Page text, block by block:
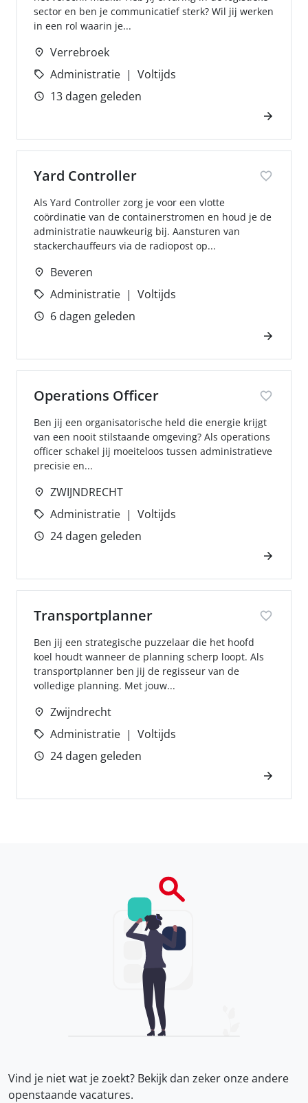
sector en ben je communicatief sterk? Wil jij werken
in een rol waarin je...
Verrebroek
Administratie
Voltijds
13 dagen geleden
Yard Controller
Als Yard Controller zorg je voor een vlotte
coördinatie van de containerstromen en houd je de
administratie nauwkeurig bij. Aansturen van
stackerchauffeurs via de radiopost op...
Beveren
Administratie
Voltijds
6 dagen geleden
Operations Officer
Ben jij een organisatorische held die energie krijgt
van een nooit stilstaande omgeving? Als operations
officer schakel jij moeiteloos tussen administratieve
precisie en...
ZWIJNDRECHT
Administratie
Voltijds
24 dagen geleden
Transportplanner
Ben jij een strategische puzzelaar die het hoofd
koel houdt wanneer de planning scherp loopt. Als
transportplanner ben jij de regisseur van de
volledige planning. Met jouw...
Zwijndrecht
Administratie
Voltijds
24 dagen geleden
Vind je niet wat je zoekt? Bekijk dan zeker onzeandere
openstaande vacatures.